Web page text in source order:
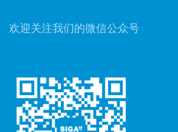
欢迎关注我们的微信公众号